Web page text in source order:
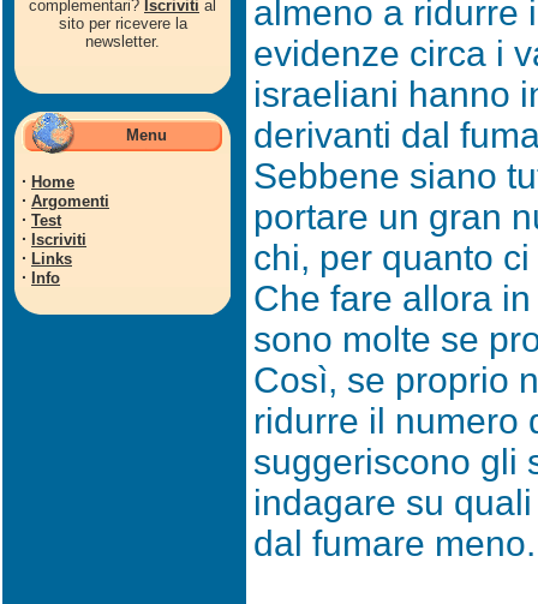
complementari? Iscriviti al
sito per ricevere la
newsletter.
Menu
· Home
· Argomenti
· Test
· Iscriviti
· Links
· Info
almeno a ridurre
evidenze circa i
israeliani hanno
derivanti dal
Sebbene siano
portare un gran
chi, per quanto
Che fare allora
sono molte se
Così, se proprio
ridurre il numero
suggeriscono gli
indagare su
dal fumare meno.